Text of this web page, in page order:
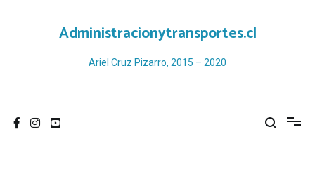
Administracionytransportes.cl
Ariel Cruz Pizarro, 2015 – 2020